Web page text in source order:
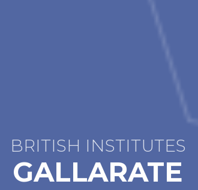
BRITISH INSTITUTES
GALLARATE